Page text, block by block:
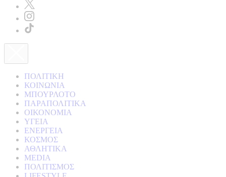
ΠΟΛΙΤΙΚΗ
ΚΟΙΝΩΝΙΑ
ΜΠΟΥΡΛΟΤΟ
ΠΑΡΑΠΟΛΙΤΙΚΑ
ΟΙΚΟΝΟΜΙΑ
ΥΓΕΙΑ
ΕΝΕΡΓΕΙΑ
ΚΟΣΜΟΣ
ΑΘΛΗΤΙΚΑ
MEDIA
ΠΟΛΙΤΙΣΜΟΣ